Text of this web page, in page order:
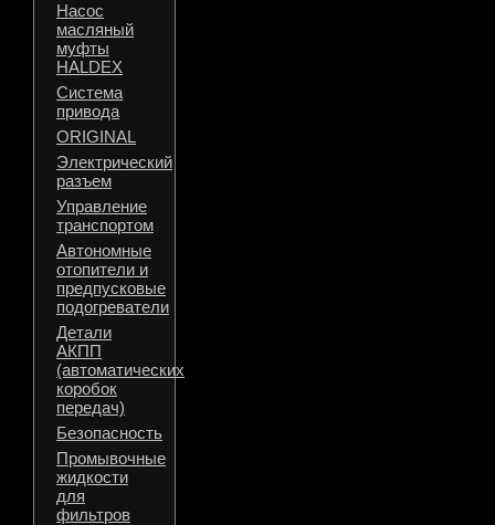
Насос
масляный
муфты
HALDEX
Система
привода
ORIGINAL
Электрический
разъем
Управление
транспортом
Автономные
отопители и
предпусковые
подогреватели
Детали
АКПП
(автоматических
коробок
передач)
Безопасность
Промывочные
жидкости
для
фильтров